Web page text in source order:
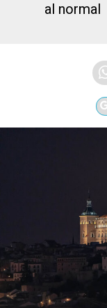
al normal